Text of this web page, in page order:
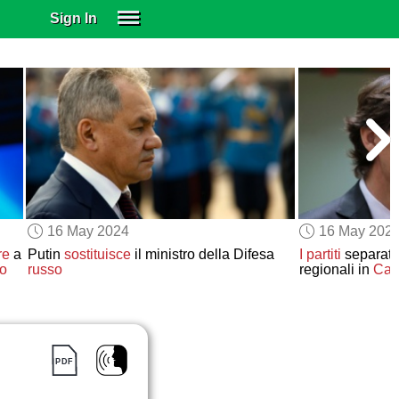
Sign In
SUBSCRIBE
EDUCATIONAL LICENSES
GIFT CARDS
OTHER LANGUAGES
ABOUT US
ALEXA
ADJUST COLORS
a
16 May 2024
Putin sostituisceil ministro della Difesa
russo
16 May
I partiti
regionali in